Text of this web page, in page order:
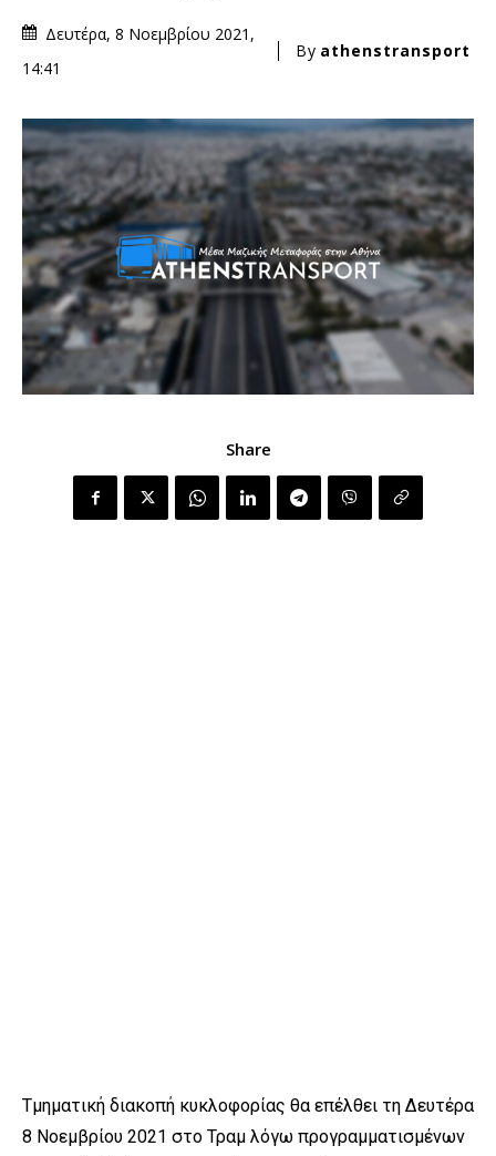
Δευτέρα, 8 Νοεμβρίου 2021,
14:41
By athenstransport
Share
Τμηματική διακοπή κυκλοφορίας θα επέλθει τη Δευτέρα
8 Νοεμβρίου 2021 στο Τραμ λόγω προγραμματισμένων